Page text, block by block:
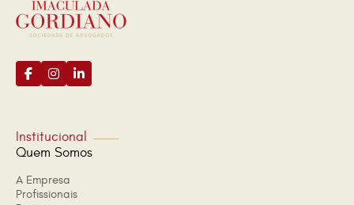
Institucional
Quem Somos
A Empresa
Profissionais